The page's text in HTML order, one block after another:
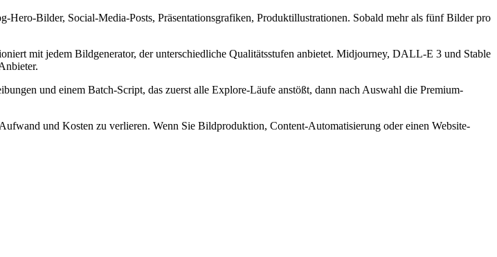
Hero-Bilder, Social-Media-Posts, Präsentationsgrafiken, Produktillustrationen. Sobald mehr als fünf Bilder pro
mit jedem Bildgenerator, der unterschiedliche Qualitätsstufen anbietet. Midjourney, DALL-E 3 und Stable
und einem Batch-Script, das zuerst alle Explore-Läufe anstößt, dann nach Auswahl die Premium-
und Kosten zu verlieren. Wenn Sie Bildproduktion, Content-Automatisierung oder einen Website-